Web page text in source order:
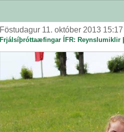
Föstudagur 11. október 2013 15:17
Frjálsíþróttaæfingar ÍFR: